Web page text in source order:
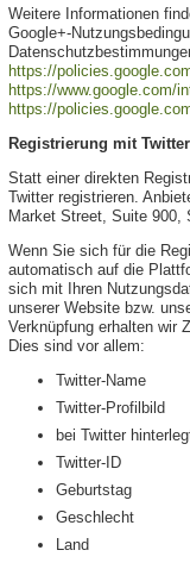
Weitere Informationen
Google+-
https://
https://www.google.com/
https://
Registrierung mit Twitter
Statt einer direkten
Twitter registrieren.
Market Street, Suite 900,
Wenn Sie sich für die
automatisch auf die
sich mit Ihren
unserer Website bzw.
Verknüpfung erhalten wir
Dies sind vor allem:
Twitter-Name
Twitter-Profilbild
bei Twitter
Twitter-ID
Geburtstag
Geschlecht
Land